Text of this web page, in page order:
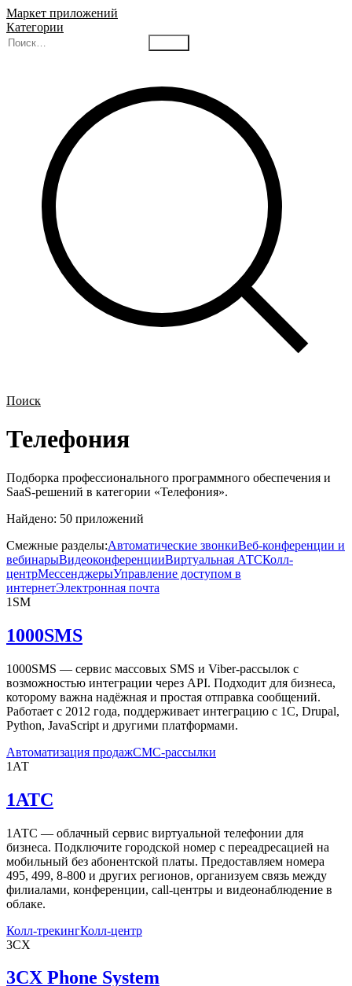
Маркет приложений
Категории
Поиск
Телефония
Подборка профессионального программного обеспечения и
SaaS-решений в категории «Телефония».
Найдено: 50 приложений
Смежные разделы:Автоматические звонкиВеб-конференции и
вебинарыВидеоконференцииВиртуальная АТСКолл-
центрМессенджерыУправление доступом в
интернетЭлектронная почта
1SM
1000SMS
1000SMS — сервис массовых SMS и Viber-рассылок с
возможностью интеграции через API. Подходит для бизнеса,
которому важна надёжная и простая отправка сообщений.
Работает с 2012 года, поддерживает интеграцию с 1С, Drupal,
Python, JavaScript и другими платформами.
Автоматизация продажСМС-рассылки
1АТ
1АТС
1АТС — облачный сервис виртуальной телефонии для
бизнеса. Подключите городской номер с переадресацией на
мобильный без абонентской платы. Предоставляем номера
495, 499, 8-800 и других регионов, организуем связь между
филиалами, конференции, call-центры и видеонаблюдение в
облаке.
Колл-трекингКолл-центр
3CX
3CX Phone System